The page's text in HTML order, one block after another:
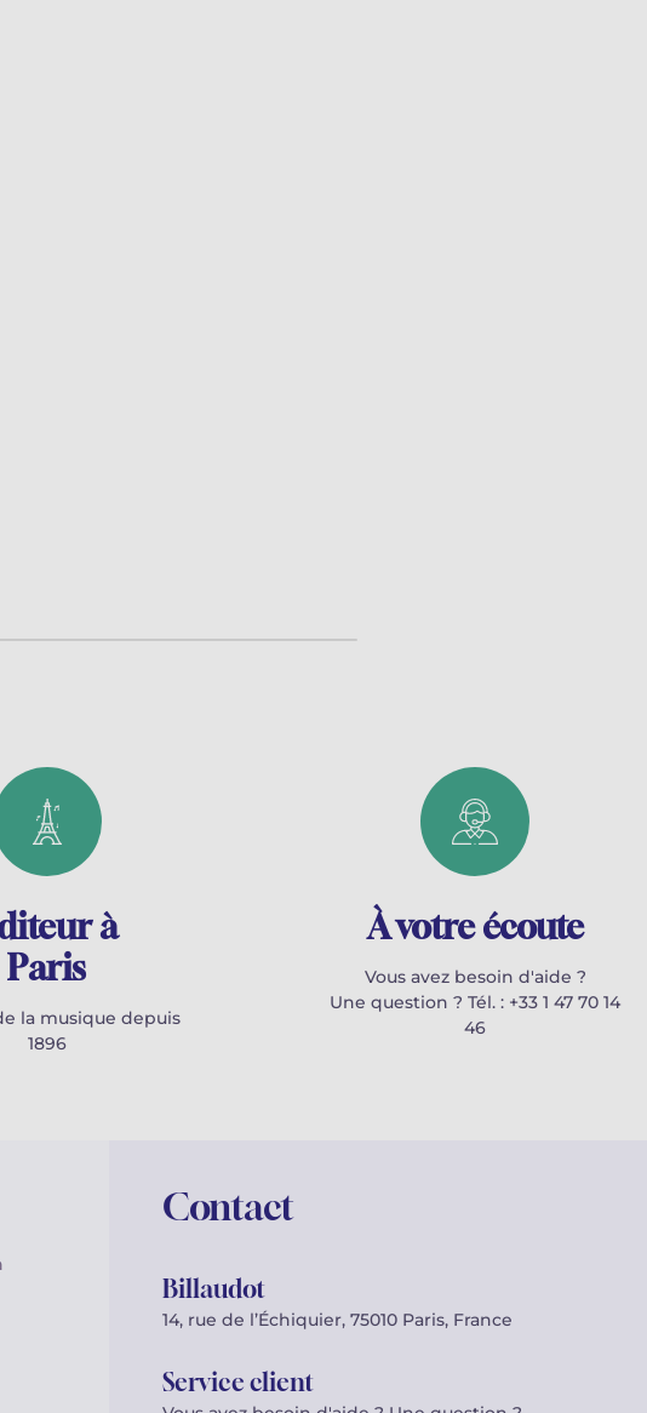
à
Paris
la musique depuis
1896
À votre écoute
Vous avez besoin d'aide ?
Une question ? Tél. : +33 1 47 70 14
46
Contact
Billaudot
14, rue de l’Échiquier, 75010 Paris, France
Service client